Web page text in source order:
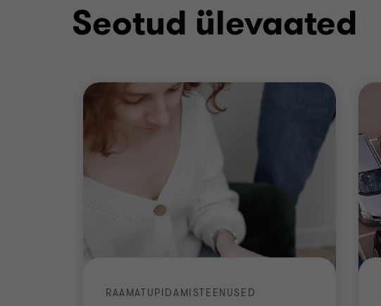
Seotud ülevaated
RAAMATUPIDAMISTEENUSED